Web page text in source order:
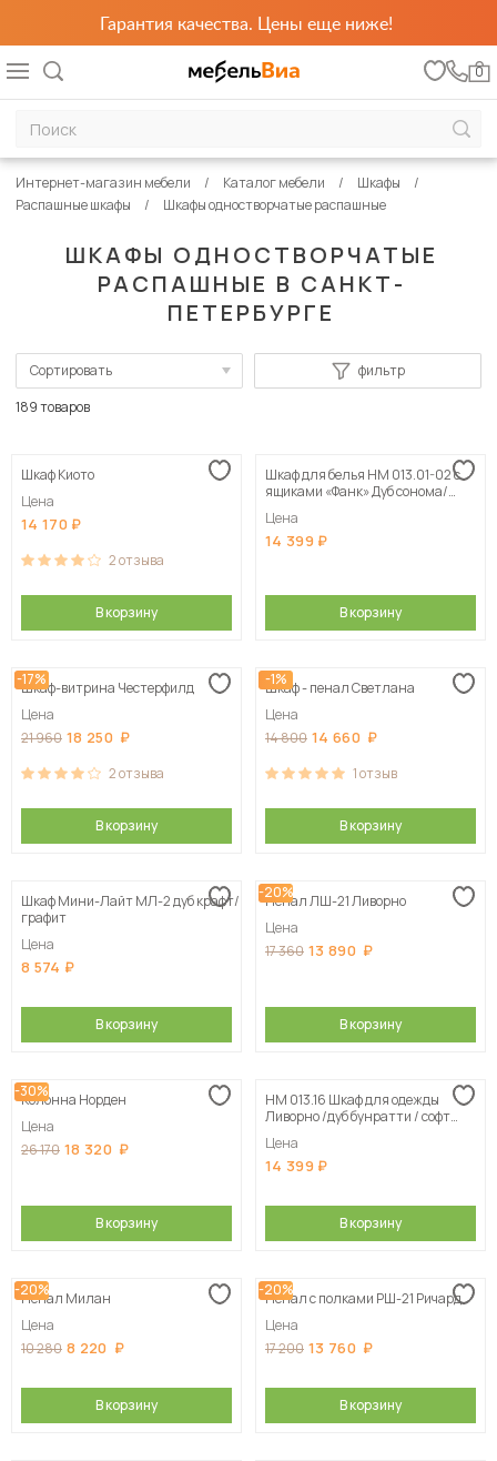
Гарантия качества. Цены еще ниже!
0
ШКАФЫ ОДНОСТВОРЧАТЫЕ
РАСПАШНЫЕ В САНКТ-
ПЕТЕРБУРГЕ
Интернет-магазин мебели Каталог мебели
Шкафы
Распашные шкафы
Шкафы одностворчатые распашные
Сортировать
фильтр
189 товаров
Шкаф Киото
Цена
14 170
2отзыва
В корзину
Шкаф для белья НМ 013.01-02 с
ящиками «Фанк» Дуб сонома/
Цена
14 399
В корзину
-17%
Шкаф-витрина Честерфилд
Цена
21 960 18 250
2отзыва
В корзину
-1%
Шкаф - пенал Светлана
Цена
14 800 14 660
1отзыв
В корзину
Шкаф Мини-Лайт МЛ-2 дуб крафт/
графит
Цена
8 574
В корзину
-20%
Пенал ЛШ-21 Ливорно
Цена
17 360 13 890
В корзину
-30%
Колонна Норден
Цена
26 170 18 320
В корзину
НМ 013.16 Шкаф для одежды
Ливорно /дуб бунратти / софт
Цена
14 399
В корзину
-20%
Пенал Милан
Цена
10 280 8 220
В корзину
-20%
Пенал с полками РШ-21 Ричард
Цена
17 200 13 760
В корзину